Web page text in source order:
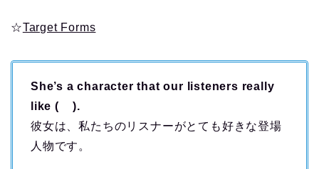
☆Target Forms
She’s a character that our listeners really
like ( ).
彼女は、私たちのリスナーがとても好きな登場
人物です。